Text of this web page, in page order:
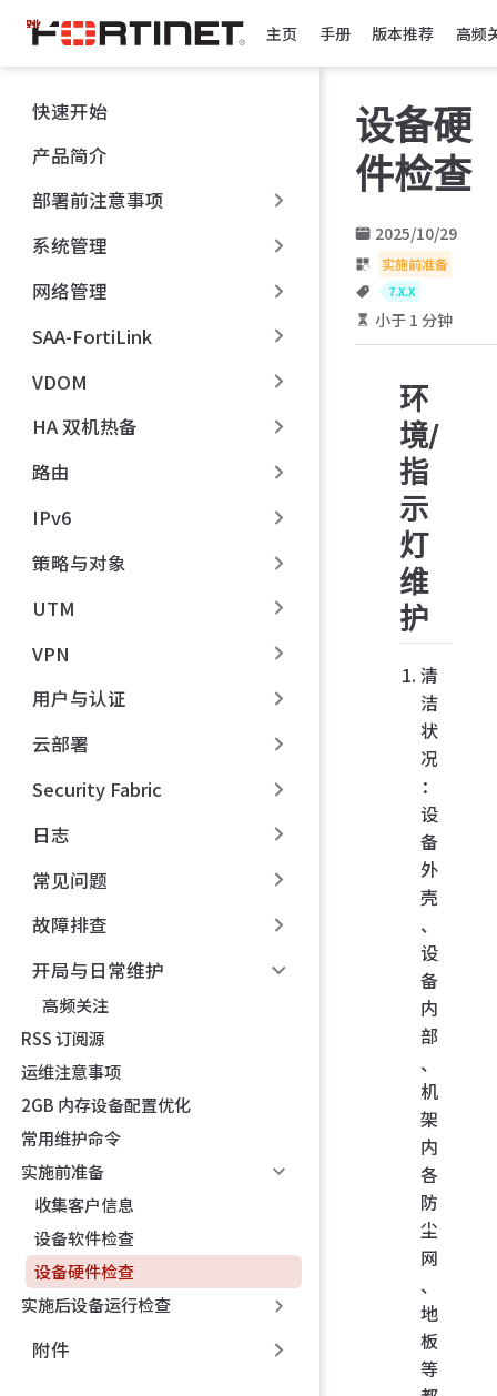
跳
至
主
內
容
主页 手册 版本推荐 高频
快速开始
产品简介
部署前注意事项
系统管理
网络管理
SAA-FortiLink
VDOM
HA 双机热备
路由
IPv6
策略与对象
UTM
VPN
用户与认证
云部署
Security Fabric
日志
常见问题
故障排查
开局与日常维护
高频关注
RSS 订阅源
运维注意事项
2GB 内存设备配置优化
常用维护命令
实施前准备
收集客户信息
设备软件检查
设备硬件检查
实施后设备运行检查
附件
设备硬
件检查
2025/10/29
实施前准备
7.X.X
小于 1 分钟
环
境/
指
示
灯
维
护
清
洁
状
况
：
设
备
外
壳
、
设
备
内
部
、
机
架
内
各
防
尘
网
、
地
板
等